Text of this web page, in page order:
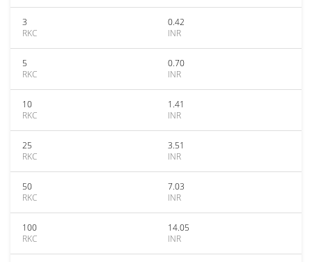
3
RKC
0.42
INR
5
RKC
0.70
INR
10
RKC
1.41
INR
25
RKC
3.51
INR
50
RKC
7.03
INR
100
RKC
14.05
INR